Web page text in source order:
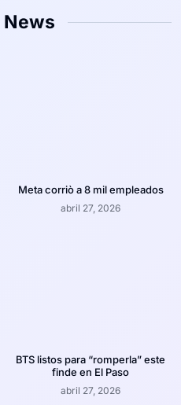
News
Meta corriò a 8 mil empleados
abril 27, 2026
BTS listos para “romperla” este
finde en El Paso
abril 27, 2026